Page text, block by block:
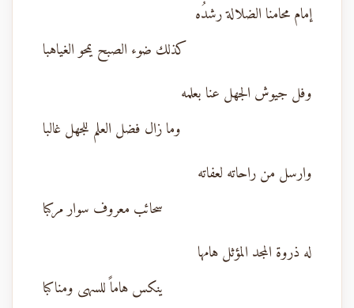
إمام محامنا الضلالة رشدُه
كذلك ضوء الصبح يمحو الغياهبا
وفل جيوش الجهل عنا بعلمه
وما زال فضل العلم للجهل غالبا
وارسل من راحاته لعفاته
سحائب معروف سوار مركبا
له ذروة المجد المؤثل هامها
ينكس هاماً للسهى ومناكبا